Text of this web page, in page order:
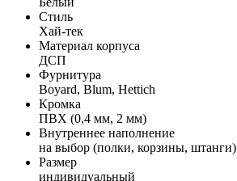
Стиль
Хай-тек
Материал корпуса
ДСП
Фурнитура
Boyard, Blum, Hettich
Кромка
ПВХ (0,4 мм, 2 мм)
Внутреннее наполнение
на выбор (полки, корзины, штанги)
Размер
индивидуальный